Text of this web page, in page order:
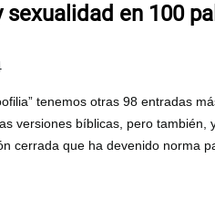
sexualidad en 100
tenemos otras 98 entradas
versiones bíblicas, pero también,
cerrada que ha devenido norma